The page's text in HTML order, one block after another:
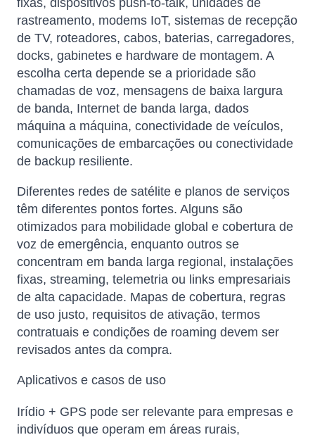
fixas, dispositivos push-to-talk, unidades de
rastreamento, modems IoT, sistemas de recepção
de TV, roteadores, cabos, baterias, carregadores,
docks, gabinetes e hardware de montagem. A
escolha certa depende se a prioridade são
chamadas de voz, mensagens de baixa largura
de banda, Internet de banda larga, dados
máquina a máquina, conectividade de veículos,
comunicações de embarcações ou conectividade
de backup resiliente.
Diferentes redes de satélite e planos de serviços
têm diferentes pontos fortes. Alguns são
otimizados para mobilidade global e cobertura de
voz de emergência, enquanto outros se
concentram em banda larga regional, instalações
fixas, streaming, telemetria ou links empresariais
de alta capacidade. Mapas de cobertura, regras
de uso justo, requisitos de ativação, termos
contratuais e condições de roaming devem ser
revisados ​​antes da compra.
Aplicativos e casos de uso
Irídio + GPS pode ser relevante para empresas e
indivíduos que operam em áreas rurais,